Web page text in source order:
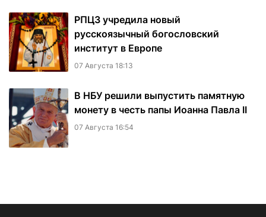
РПЦЗ учредила новый
русскоязычный богословский
институт в Европе
07 Августа 18:13
В НБУ решили выпустить памятную
монету в честь папы Иоанна Павла II
07 Августа 16:54